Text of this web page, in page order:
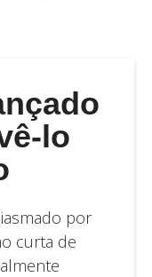
lo
por
curta de